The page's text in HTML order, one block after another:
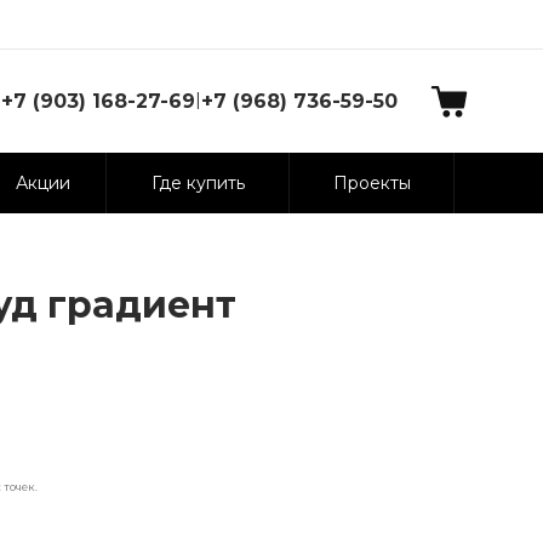
+7 (903) 168-27-69|+7 (968) 736-59-50
Акции Где купить Проекты
градиент